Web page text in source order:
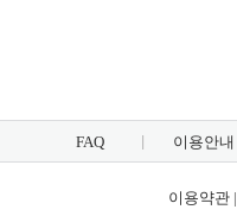
FAQ 이용안내
이용약관|